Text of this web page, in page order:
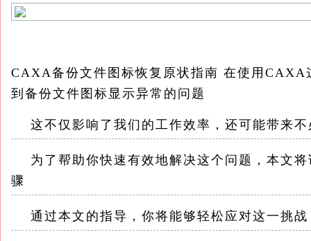
CAXA备份文件图标恢复原状指南 在使用
到备份文件图标显示异常的问题
这不仅影响了我们的工作效率，还可能带来不
为了帮助你快速有效地解决这个问题，本文
骤
通过本文的指导，你将能够轻松应对这一挑战